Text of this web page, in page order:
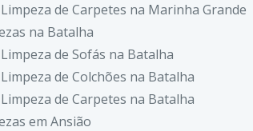
Limpeza de Carpetes na Marinha Grande
na Batalha
Limpeza de Sofás na Batalha
Limpeza de Colchões na Batalha
Limpeza de Carpetes na Batalha
em Ansião